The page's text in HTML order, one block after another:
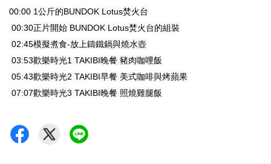
00:00 1公斤的BUNDOK Lotus焚火台
00:30正片開始 BUNDOK Lotus焚火台的組裝
02:45模擬煮食-放上鑄鐵鍋與燒水壺
03:53歡樂時光1 TAKIBI晚餐 豬肉咖哩飯
05:43歡樂時光2 TAKIBI早餐 美式咖啡與烤蘋果
07:07歡樂時光3 TAKIBI晚餐 照燒雞腿飯